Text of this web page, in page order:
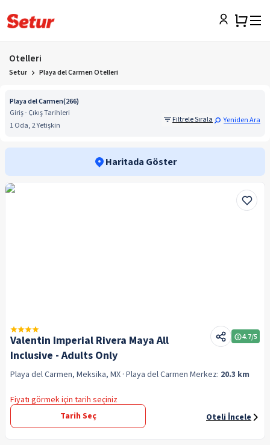
Otelleri
Setur Playa del Carmen Otelleri
Playa del Carmen(266)
Giriş - Çıkış Tarihleri
1 Oda, 2 Yetişkin
Filtrele Sırala Yeniden Ara
Haritada Göster
Valentin Imperial Rivera Maya All
Inclusive - Adults Only
4.7/5
Playa del Carmen, Meksika, MX · Playa del Carmen Merkez: 20.3 km
Fiyatı görmek için tarih seçiniz
Tarih Seç
Oteli İncele